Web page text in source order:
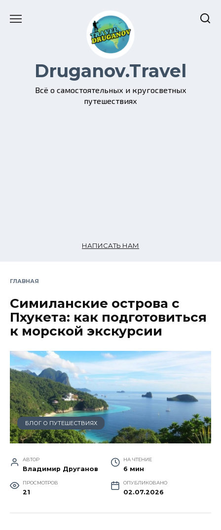
Druganov.Travel
Всё о самостоятельных и кругосветных
путешествиях
НАПИСАТЬ НАМ
ГЛАВНАЯ
Симиланские острова с
Пхукета: как подготовиться
к морской экскурсии
БЛОГ О ПУТЕШЕСТВИЯХ
АВТОР
Владимир Друганов
НА ЧТЕНИЕ
6 мин
ПРОСМОТРОВ
21
ОПУБЛИКОВАНО
02.07.2026